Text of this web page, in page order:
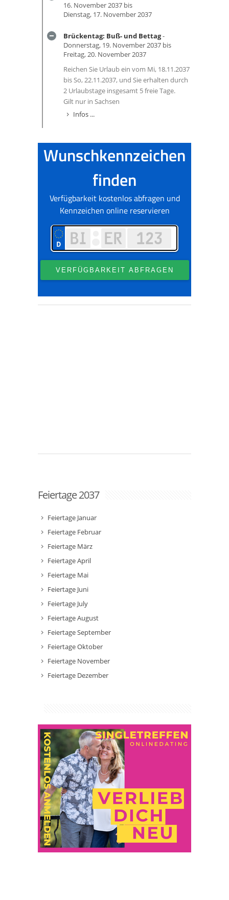
16. November 2037 bis
Dienstag, 17. November 2037
Brückentag: Buß- und Bettag-
Donnerstag, 19. November 2037 bis
Freitag, 20. November 2037
Reichen Sie Urlaub ein vom Mi, 18.11.2037
bis So, 22.11.2037, und Sie erhalten durch
2 Urlaubstage insgesamt 5 freie Tage.
Gilt nur in Sachsen
Infos ...
Feiertage 2037
Feiertage Januar
Feiertage Februar
Feiertage März
Feiertage April
Feiertage Mai
Feiertage Juni
Feiertage July
Feiertage August
Feiertage September
Feiertage Oktober
Feiertage November
Feiertage Dezember